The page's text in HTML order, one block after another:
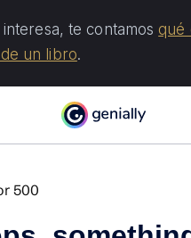
interesa, te contamos qué
un libro.